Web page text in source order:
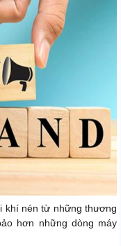
khí nén từ những thương
hơn những dòng máy